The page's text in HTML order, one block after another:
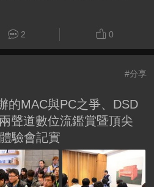
2 0
#分享
的MAC與PC之爭、DSD
聲道數位流鑑賞暨頂尖
驗會記實